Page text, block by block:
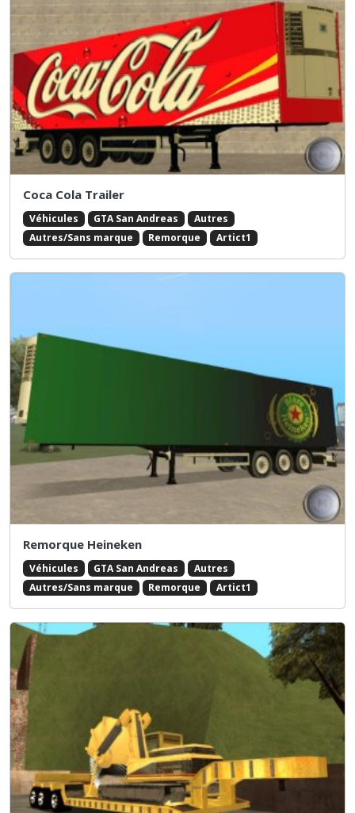
Coca Cola Trailer
Véhicules GTA San Andreas
Autres
Autres/Sans marque
Remorque Artict1
Remorque Heineken
Véhicules GTA San Andreas
Autres
Autres/Sans marque
Remorque Artict1